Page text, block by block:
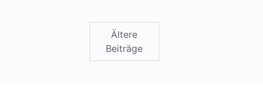
Ältere
Beiträge